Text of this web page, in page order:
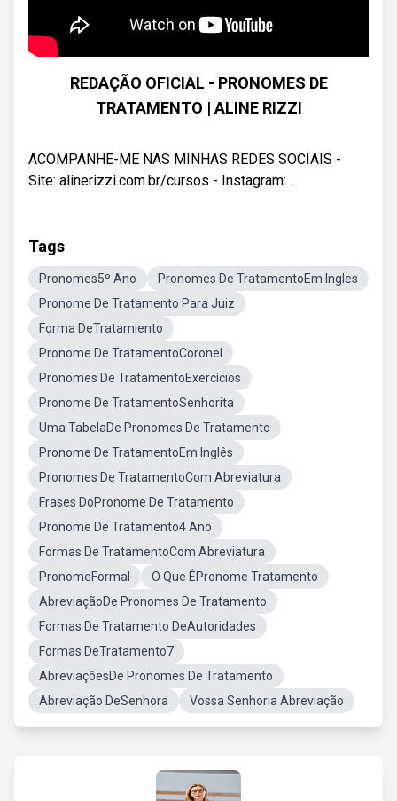
REDAÇÃO OFICIAL - PRONOMES DE
TRATAMENTO | ALINE RIZZI
ACOMPANHE-ME NAS MINHAS REDES SOCIAIS -
Site: alinerizzi.com.br/cursos - Instagram: ...
Tags
Pronomes5º Ano
Pronomes De TratamentoEm Ingles
Pronome De Tratamento Para Juiz
Forma DeTratamiento
Pronome De TratamentoCoronel
Pronomes De TratamentoExercícios
Pronome De TratamentoSenhorita
Uma TabelaDe Pronomes De Tratamento
Pronome De TratamentoEm Inglês
Pronomes De TratamentoCom Abreviatura
Frases DoPronome De Tratamento
Pronome De Tratamento4 Ano
Formas De TratamentoCom Abreviatura
PronomeFormal
O Que ÉPronome Tratamento
AbreviaçãoDe Pronomes De Tratamento
Formas De Tratamento DeAutoridades
Formas DeTratamento7
AbreviaçõesDe Pronomes De Tratamento
Abreviação DeSenhora
Vossa Senhoria Abreviação